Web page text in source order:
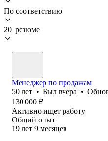
По соответствию
20 резюме
Менеджер по продажам
50 лет • Был вчера •
130 000 ₽
Активно ищет работу
Общий опыт
19 лет 9 месяцев